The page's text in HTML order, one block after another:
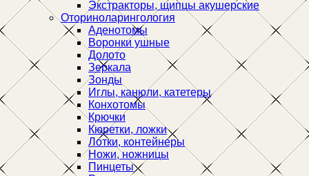
Экстракторы, щипцы акушерские
Оториноларингология
Аденотомы
Воронки ушные
Долото
Зеркала
Зонды
Иглы, канюли, катетеры
Конхотомы
Крючки
Кюретки, ложки
Лотки, контейнеры
Ножи, ножницы
Пинцеты